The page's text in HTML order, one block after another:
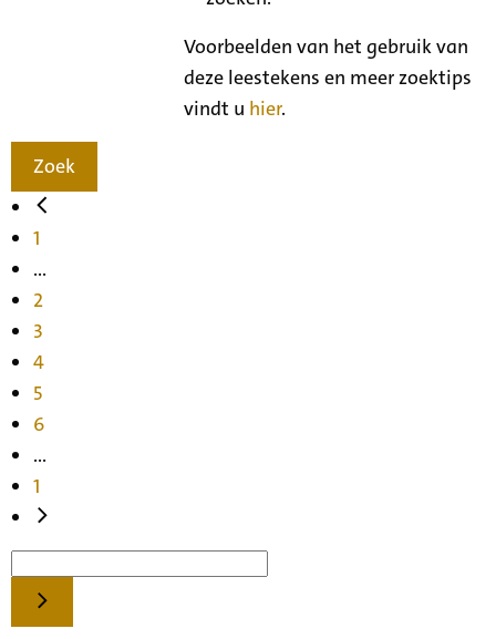
Voorbeelden van het gebruik van
deze leestekens en meer zoektips
vindt u hier.
Zoek
1
...
2
3
4
5
6
...
1